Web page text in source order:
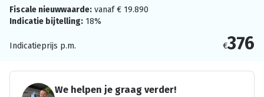
Fiscale nieuwwaarde: vanaf € 19.890
Indicatie bijtelling: 18%
Indicatieprijs p.m. €376
We helpen je graag verder!